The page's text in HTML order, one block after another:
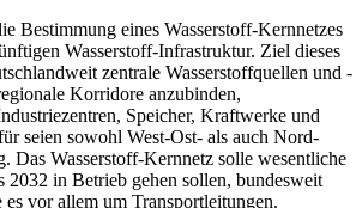
Bestimmung eines Wasserstoff-Kernnetzes
Wasserstoff-Infrastruktur. Ziel dieses
zentrale Wasserstoffquellen und -
Korridore anzubinden,
Speicher, Kraftwerke und
seien sowohl West-Ost- als auch Nord-
Das Wasserstoff-Kernnetz solle wesentliche
2032 in Betrieb gehen sollen, bundesweit
es vor allem um Transportleitungen.